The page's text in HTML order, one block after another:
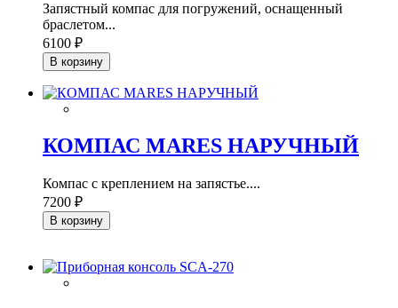
Запястный компас для погружений, оснащенный
браслетом...
6100 ₽
В корзину
КОМПАС MARES НАРУЧНЫЙ
Компас с креплением на запястье....
7200 ₽
В корзину